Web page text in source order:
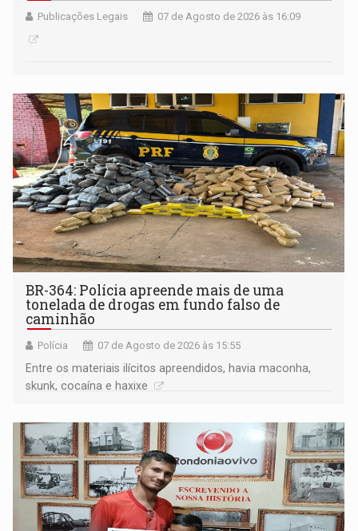
Publicações Legais 07 de Agosto de 2026 às 16:09
BR-364: Polícia apreende mais de uma
tonelada de drogas em fundo falso de
caminhão
Polícia 07 de Agosto de 2026 às 15:55
Entre os materiais ilícitos apreendidos, havia maconha,
skunk, cocaína e haxixe